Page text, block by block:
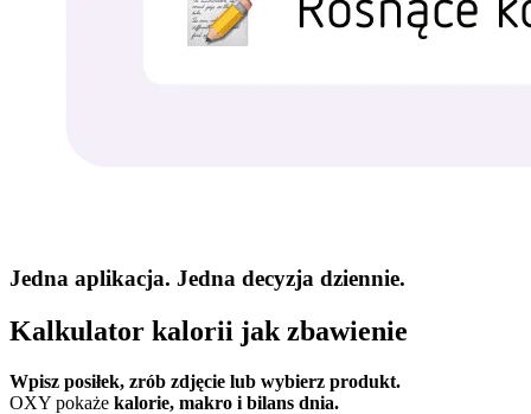
Jedna aplikacja. Jedna decyzja dziennie.
Kalkulator kalorii jak zbawienie
Wpisz posiłek, zrób zdjęcie lub wybierz produkt.
OXY pokaże kalorie, makro i bilans dnia.